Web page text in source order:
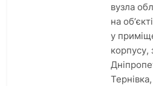
вузла
на
у
корпусу,